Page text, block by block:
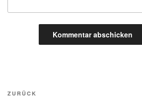
Beitragsnavigation
ZURÜCK